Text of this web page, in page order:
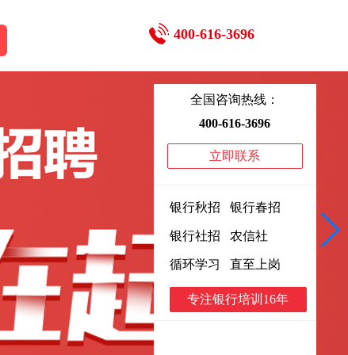
400-616-3696
全国咨询热线：
400-616-3696
立即联系
银行秋招 银行春招
银行社招 农信社
循环学习 直至上岗
专注银行培训16年